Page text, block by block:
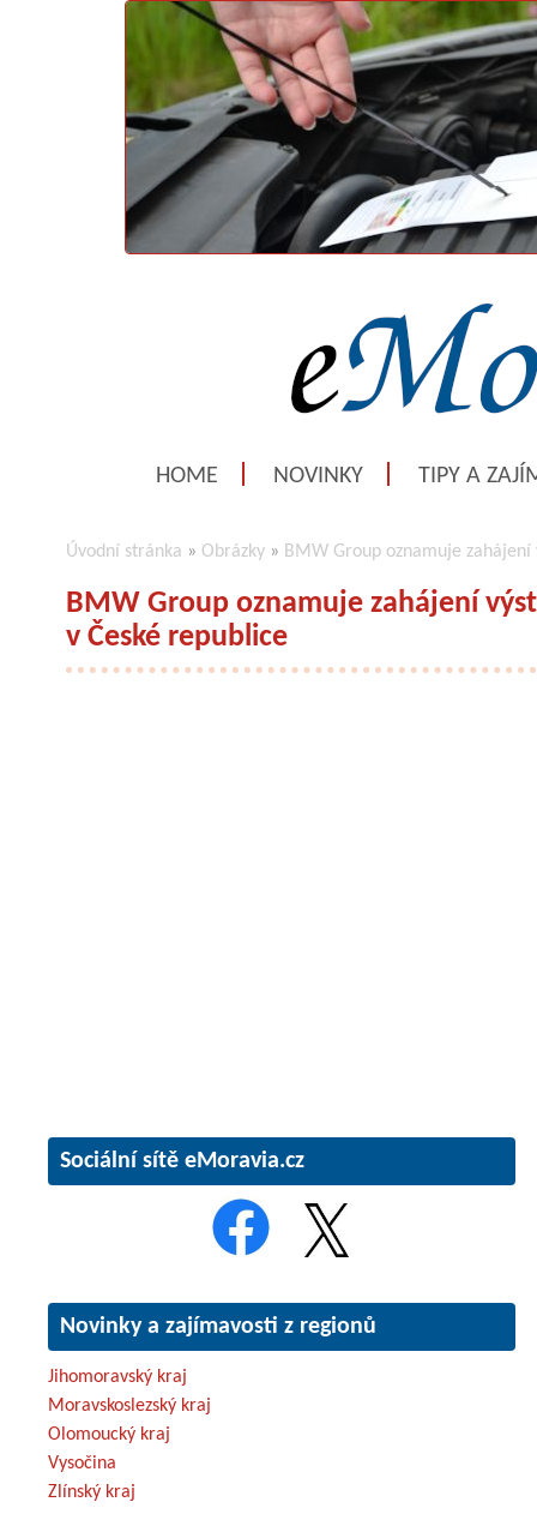
HOME NOVINKY TIPY A
Úvodní stránka » Obrázky » BMW Group oznamuje
BMW Group oznamuje zahájení
v České republice
Sociální sítě eMoravia.cz
Novinky a zajímavosti z regionů
Jihomoravský kraj
Moravskoslezský kraj
Olomoucký kraj
Vysočina
Zlínský kraj